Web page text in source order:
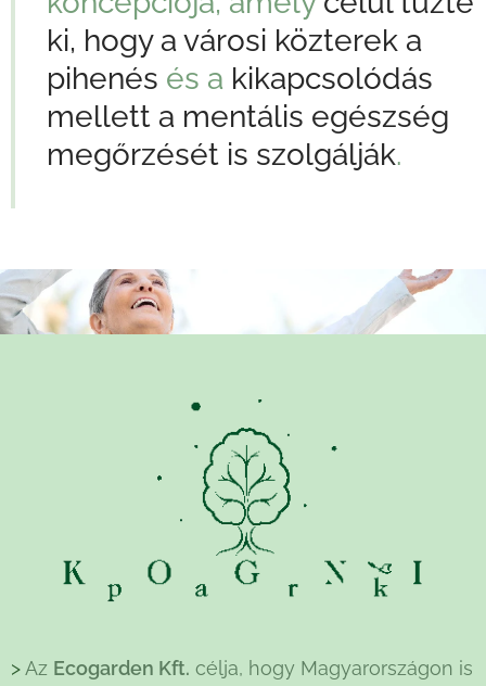
ki, hogy a városi közterek a
pihenés és a kikapcsolódás
mellett a mentális egészség
megőrzését is szolgálják.
> Az Ecogarden Kft. célja, hogy Magyarországon is